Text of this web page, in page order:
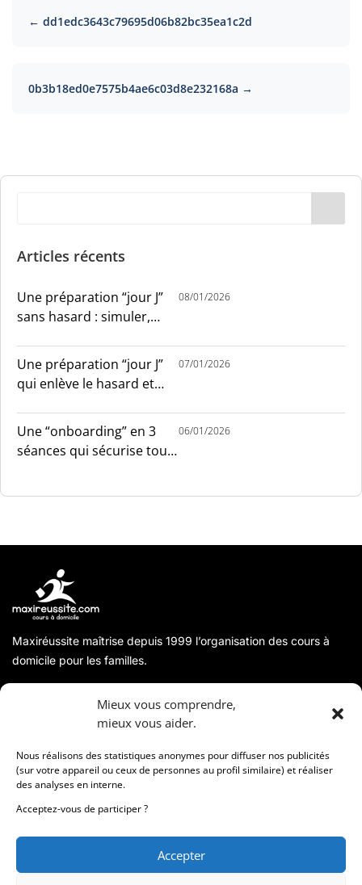
Mieux vous comprendre,
mieux vous aider.
Nous réalisons des statistiques anonymes pour diffuser nos publicités
(sur votre appareil ou ceux de personnes au profil similaire) et réaliser
des analyses en interne.
Acceptez-vous de participer ?
Accepter
← dd1edc3643c79695d06b82bc35ea1c2d
0b3b18ed0e7575b4ae6c03d8e232168a →
Articles récents
Une préparation “jour J”
sans hasard : simuler,
08/01/2026
Une préparation “jour J”
qui enlève le hasard et
07/01/2026
Une “onboarding” en 3
séances qui sécurise tout
06/01/2026
Maxiréussite maîtrise depuis 1999 l’organisation des cours à
domicile pour les familles.
Coordonnées